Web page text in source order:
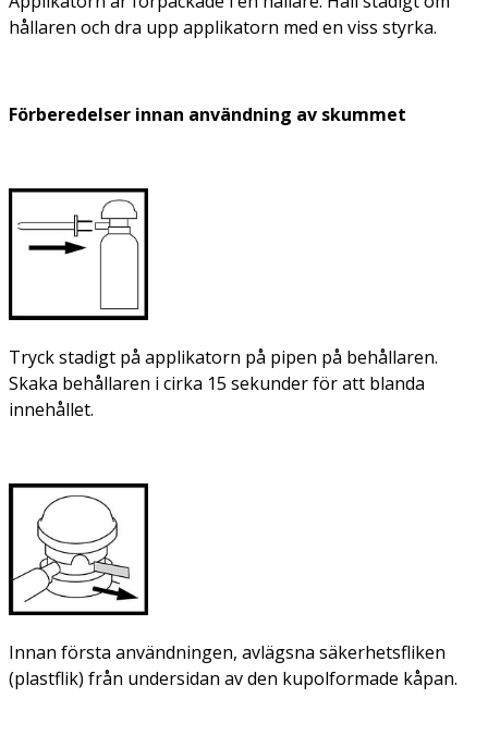
hållaren och dra upp applikatorn med en viss styrka.
Förberedelser innan användning av skummet
Tryck stadigt på applikatorn på pipen på behållaren.
Skaka behållaren i cirka 15 sekunder för att blanda
innehållet.
Innan första användningen, avlägsna säkerhetsfliken
(plastflik) från undersidan av den kupolformade kåpan.